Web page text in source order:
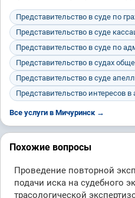
Представительство в суде по
Представительство в суде
Представительство в суде по
Представительство в судах
Представительство в суде
Представительство интересов
Все услуги в Мичуринск →
Похожие вопросы
Проведение повторной
подачи иска на судебного
трасологической